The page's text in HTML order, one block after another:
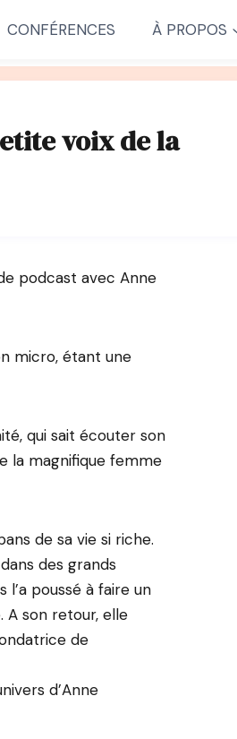
CONFÉRENCES À PROPOS
voix de la
podcast avec Anne
micro, étant une
qui sait écouter son
la magnifique femme
de sa vie si riche.
des grands
poussé à faire un
A son retour, elle
de
d’Anne